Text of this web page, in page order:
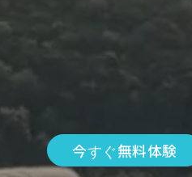
今すぐ無料体験